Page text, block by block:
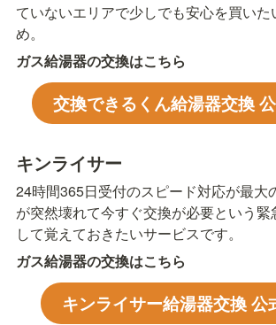
ていないエリアで少しでも安心を買いた
め。
ガス給湯器の交換はこちら
交換できるくん給湯器交換
キンライサー
24時間365日受付のスピード対応が最大
が突然壊れて今すぐ交換が必要という緊
して覚えておきたいサービスです。
ガス給湯器の交換はこちら
キンライサー給湯器交換 公